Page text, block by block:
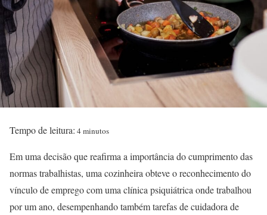
Tempo de leitura: 4 minutos
Em uma decisão que reafirma a importância do cumprimento das
normas trabalhistas, uma cozinheira obteve o reconhecimento do
vínculo de emprego com uma clínica psiquiátrica onde trabalhou
por um ano, desempenhando também tarefas de cuidadora de